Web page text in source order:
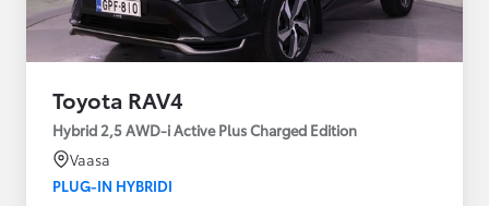
Toyota RAV4
Hybrid 2,5 AWD-i Active Plus Charged Edition
Vaasa
PLUG-IN HYBRIDI